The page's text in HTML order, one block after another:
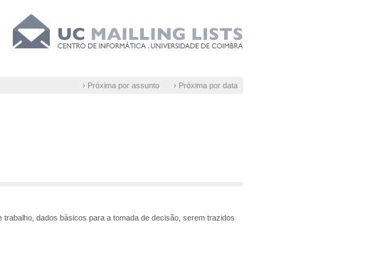
› Próxima por assunto › Próxima por data
dados básicos para a tomada de decisão, serem trazidos